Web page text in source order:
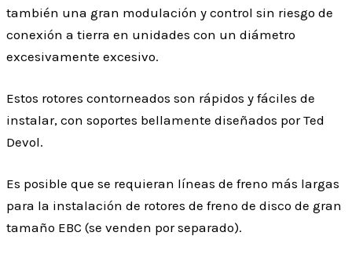
también una gran modulación y control sin riesgo de
conexión a tierra en unidades con un diámetro
excesivamente excesivo.
Estos rotores contorneados son rápidos y fáciles de
instalar, con soportes bellamente diseñados por Ted
Devol.
Es posible que se requieran líneas de freno más largas
para la instalación de rotores de freno de disco de gran
tamaño EBC (se venden por separado).